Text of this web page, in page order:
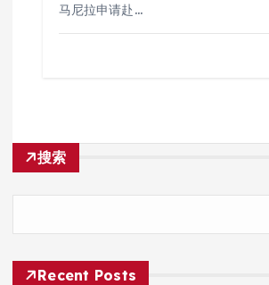
马尼拉申请赴…
搜索
Recent Posts